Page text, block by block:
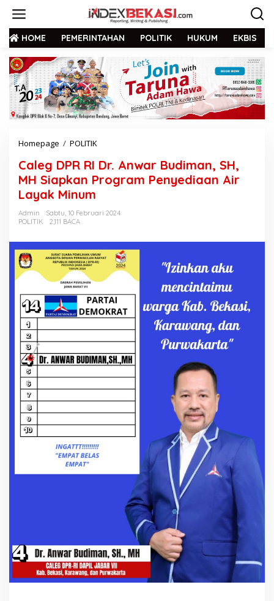
HOME PEMERINTAHAN POLITIK HUKUM EKBIS
Homepage / POLITIK
Caleg DPR RI Dr. Anwar Budiman, SH,
MH Siapkan Program Penyediaan Air
Layak Minum
Admin
Sabtu, 10 Februari 2024
POLITIK
2,111 BACA